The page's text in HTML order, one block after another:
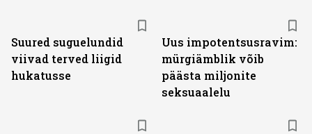
Suured suguelundid
viivad terved liigid
hukatusse
Uus impotentsusravim:
mürgiämblik võib
päästa miljonite
seksuaalelu